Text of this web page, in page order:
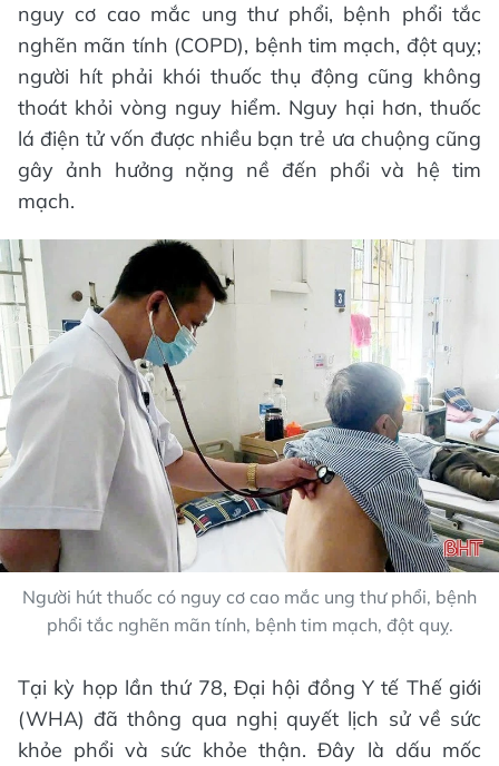
nguy cơ cao mắc ung thư phổi, bệnh phổi tắc
nghẽn mãn tính (COPD), bệnh tim mạch, đột quỵ;
người hít phải khói thuốc thụ động cũng không
thoát khỏi vòng nguy hiểm. Nguy hại hơn, thuốc
lá điện tử vốn được nhiều bạn trẻ ưa chuộng cũng
gây ảnh hưởng nặng nề đến phổi và hệ tim
mạch.
Người hút thuốc có nguy cơ cao mắc ung thư phổi, bệnh
phổi tắc nghẽn mãn tính, bệnh tim mạch, đột quỵ.
Tại kỳ họp lần thứ 78, Đại hội đồng Y tế Thế giới
(WHA) đã thông qua nghị quyết lịch sử về sức
khỏe phổi và sức khỏe thận. Đây là dấu mốc